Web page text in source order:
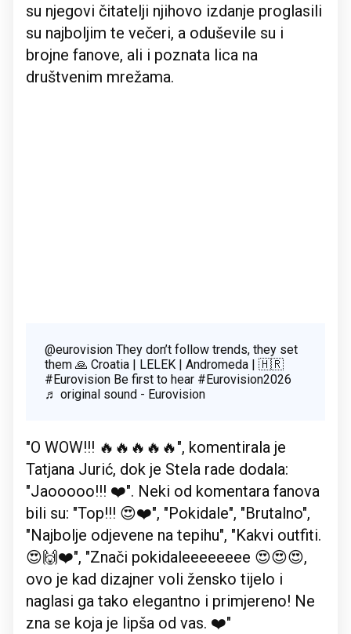
su njegovi čitatelji njihovo izdanje proglasili
su najboljim te večeri, a oduševile su i
brojne fanove, ali i poznata lica na
društvenim mrežama.
@eurovision They don’t follow trends, they set
them 🙏 Croatia | LELEK | Andromeda | 🇭🇷
#Eurovision Be first to hear #Eurovision2026
♬ original sound - Eurovision
"O WOW!!! 🔥🔥🔥🔥🔥", komentirala je
Tatjana Jurić, dok je Stela rade dodala:
"Jaooooo!!! ❤️". Neki od komentara fanova
bili su: "Top!!! 😍❤️", "Pokidale", "Brutalno",
"Najbolje odjevene na tepihu", "Kakvi outfiti.
😍🙌❤️", "Znači pokidaleeeeeeee 😍😍😍,
ovo je kad dizajner voli žensko tijelo i
naglasi ga tako elegantno i primjereno! Ne
zna se koja je lipša od vas. ❤️"